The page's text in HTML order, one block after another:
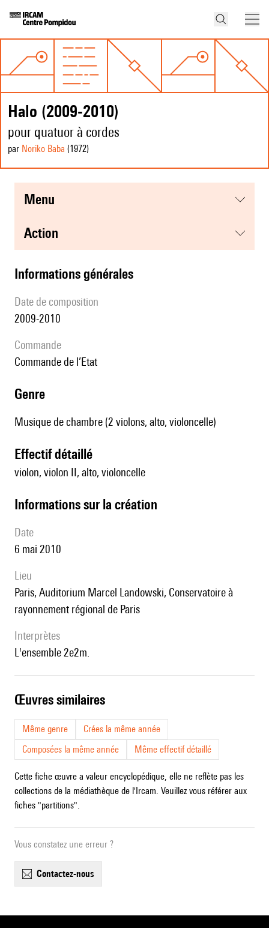
Halo (2009-2010)
pour quatuor à cordes
par Noriko Baba (1972)
menu
action
informations générales
date de composition
2009-2010
Commande
commande de l’Etat
genre
Musique de chambre (2 violons, alto, violoncelle)
effectif détaillé
violon, violon II, alto, violoncelle
informations sur la création
date
6 mai 2010
lieu
Paris, Auditorium Marcel Landowski, Conservatoire à
rayonnement régional de Paris
interprètes
l'ensemble 2e2m.
œuvres similaires
Même genre
Crées la même année
Composées la même année
Même effectif détaillé
Cette fiche œuvre a valeur encyclopédique, elle ne reflète pas les
collections de la médiathèque de l'Ircam. Veuillez vous référer aux
fiches "partitions".
Vous constatez une erreur ?
contactez-nous